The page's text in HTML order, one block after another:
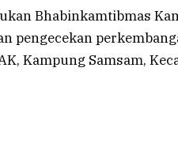
Bhabinkamtibmas
pengecekan
Kampung Samsam,